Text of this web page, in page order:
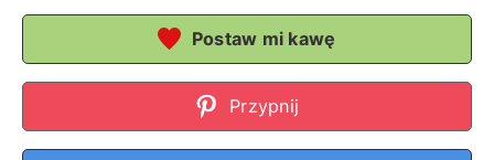
Postaw mi kawę
Przypnij